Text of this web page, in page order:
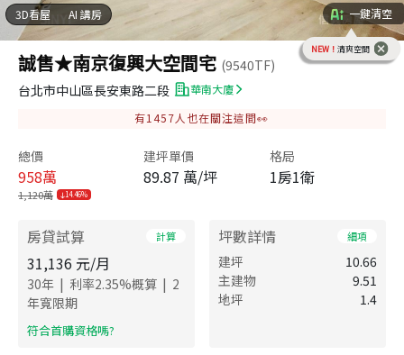
3D看屋 AI 講房 一鍵清空
NEW！ 清爽空間
誠售★南京復興大空間宅 (9540TF)
台北市中山區長安東路二段
華南大廈
有1457人也在關注這間👀
總價
958萬
1,120萬 14.46%
建坪單價
89.87 萬/坪
格局
1房1衛
房貸試算 計算
31,136 元/月
30年 | 利率2.35%概算 | 2
年寬限期
​符合首購資格嗎?
坪數詳情 細項
建坪
10.66
主建物
9.51
地坪
1.4